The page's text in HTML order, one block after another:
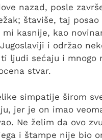
nazad, posle
štaviše, taj posao
kasnije, kao
i održao
ljudi sećaju i mnogo
stvar.
simpatije širom
jer je on imao
Ne želim da ovo
i štampe nije bio